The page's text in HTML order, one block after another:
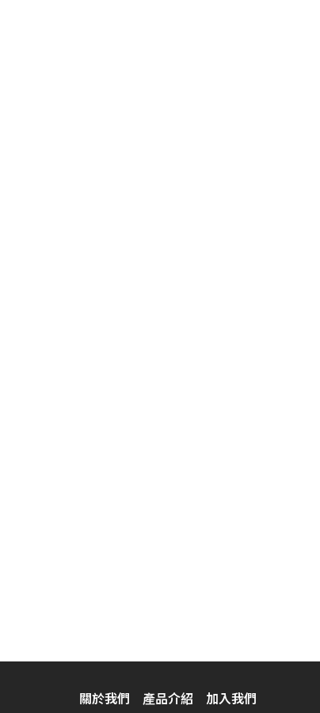
關於我們 產品介紹 加入我們